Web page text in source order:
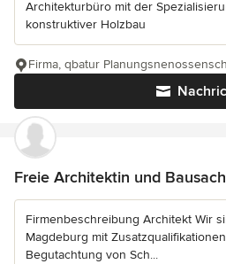
Architekturbüro mit der
konstruktiver Holzbau
Firma, qbatur
Freie Architektin und
Firmenbeschreibung Architekt Wir
Magdeburg mit
Begutachtung von Sch...